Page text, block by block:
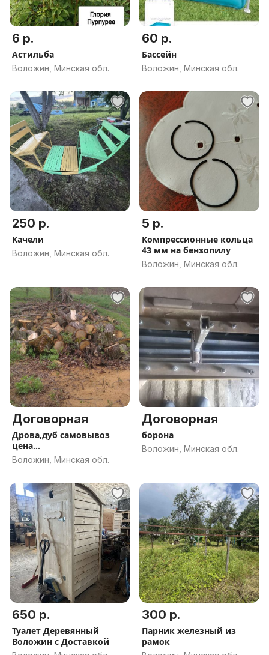
6 р.
Астильба
Воложин, Минская обл.
60 р.
Бассейн
Воложин, Минская обл.
250 р.
Качели
Воложин, Минская обл.
5 р.
Компрессионные кольца
43 мм на бензопилу
Воложин, Минская обл.
Договорная
Дрова,дуб самовывоз
цена
договорна,волжский
Воложин, Минская обл.
Договорная
борона
Воложин, Минская обл.
650 р.
Туалет Деревянный
Воложин с Доставкой
300 р.
Парник железный из
рамок